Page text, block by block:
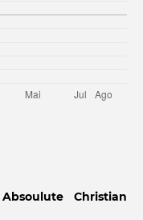
Absoulute Christian